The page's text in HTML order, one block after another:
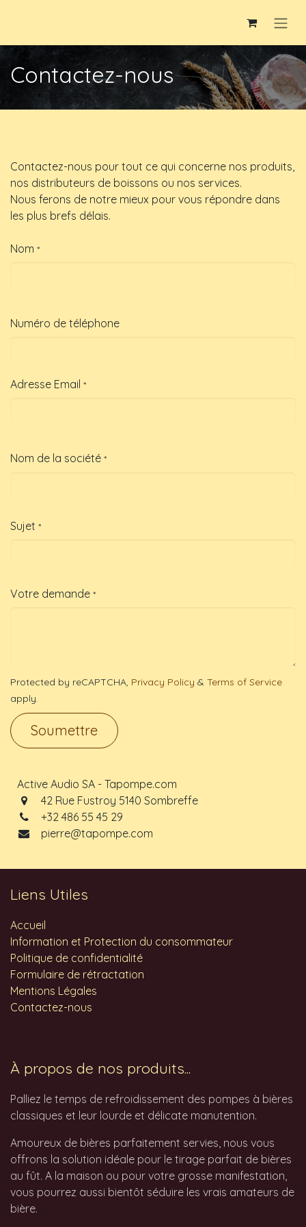
Contactez-nous
Contactez-nous pour tout ce qui concerne nos produits,
nos distributeurs de boissons ou nos services.
Nous ferons de notre mieux pour vous répondre dans
les plus brefs délais.
Nom *
Numéro de téléphone
Adresse Email *
Nom de la société *
Sujet *
Votre demande *
Protected by reCAPTCHA, Privacy Policy & Terms of Service
apply.
Soumettre
Active Audio SA - Tapompe.com
42 Rue Fustroy 5140 Sombreffe
+32 486 55 45 29
pierre@tapompe.com
Liens Utiles
Accueil
Information et Protection du consommateur
Politique de confidentialité
Formulaire de rétractation
Mentions Légales
Contactez-nous
À propos de nos produits...
Palliez le temps de refroidissement des pompes à bières
classiques et leur lourde et délicate manutention.
Amoureux de bières parfaitement servies, nous vous
offrons la solution idéale pour le tirage parfait de bières
au fût. A la maison ou pour votre grosse manifestation,
vous pourrez aussi bientôt séduire les vrais amateurs de
bière.